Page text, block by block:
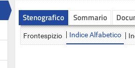
Stenografico Sommario
Frontespizio Indice Alfabetico